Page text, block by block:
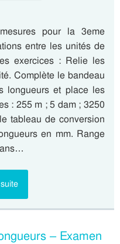
pour la 3eme
entre les unités de
exercices : Relie les
Complète le bandeau
longueurs et place les
: 255 m ; 5 dam ; 3250
tableau de conversion
en mm. Range
– Examen